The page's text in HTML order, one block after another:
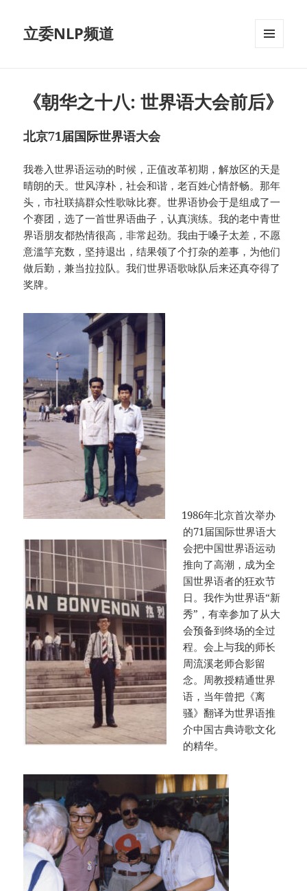
立委NLP频道
《朝华之十八: 世界语大会前后》
北京71届国际世界语大会
我卷入世界语运动的时候，正值改革初期，解放区的天是
晴朗的天。世风淳朴，社会和谐，老百姓心情舒畅。那年
头，市社联搞群众性歌咏比赛。世界语协会于是组成了一
个赛团，选了一首世界语曲子，认真演练。我的老中青世
界语朋友都热情很高，非常起劲。我由于嗓子太差，不愿
意滥竽充数，坚持退出，结果领了个打杂的差事，为他们
做后勤，兼当拉拉队。我们世界语歌咏队后来还真夺得了
奖牌。
1986年北京首次举办
的71届国际世界语大
会把中国世界语运动
推向了高潮，成为全
国世界语者的狂欢节
日。我作为世界语“新
秀”，有幸参加了从大
会预备到终场的全过
程。会上与我的师长
周流溪老师合影留
念。周教授精通世界
语，当年曾把《离
骚》翻译为世界语推
介中国古典诗歌文化
的精华。